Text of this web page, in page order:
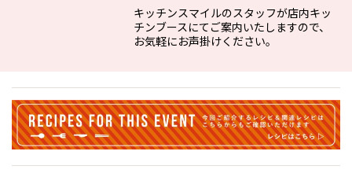
キッチンスマイルのスタッフが店内キッ
チンブースにてご案内いたしますので、
お気軽にお声掛けください。